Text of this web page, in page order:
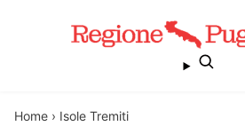
Home › Isole Tremiti